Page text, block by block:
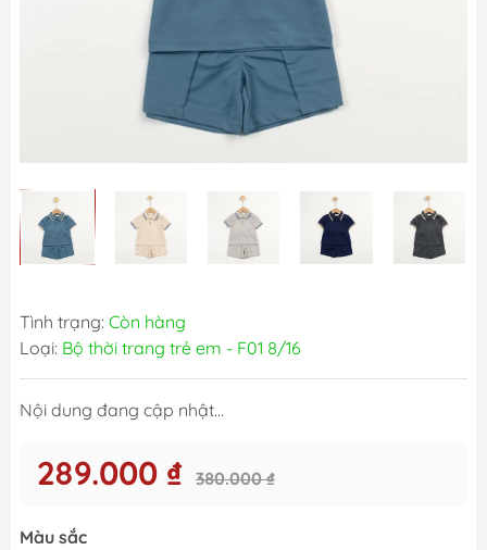
Tình trạng: Còn hàng
Loại: Bộ thời trang trẻ em - F01 8/16
Nội dung đang cập nhật...
289.000 ₫ 380.000 ₫
Màu sắc